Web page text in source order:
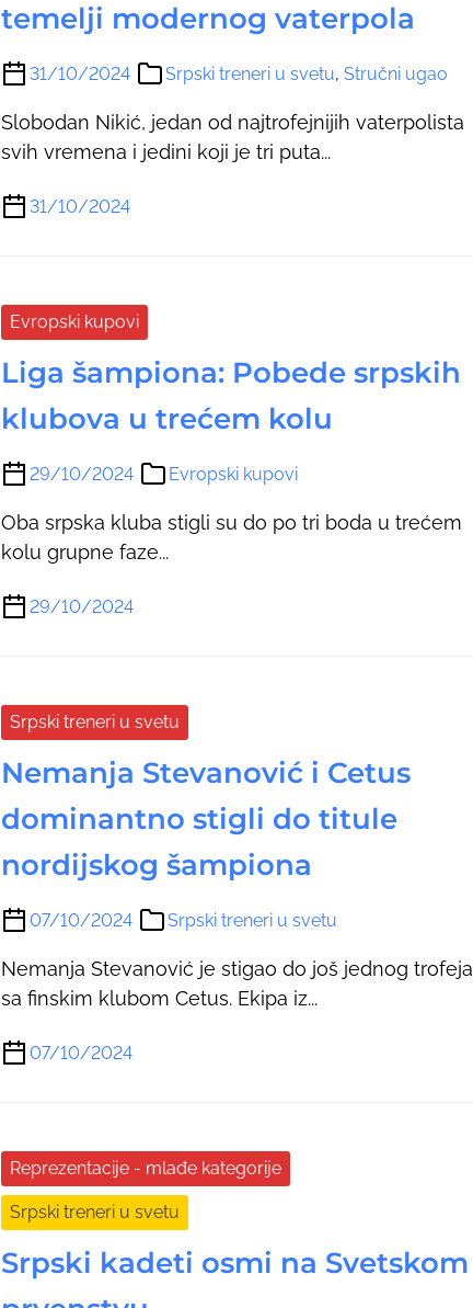
temelji modernog vaterpola
31/10/2024 Srpski treneri u svetu,Stručni ugao
Slobodan Nikić, jedan od najtrofejnijih vaterpolista
svih vremena i jedini koji je tri puta...
31/10/2024
Evropski kupovi
Liga šampiona: Pobede srpskih
klubova u trećem kolu
29/10/2024 Evropski kupovi
Oba srpska kluba stigli su do po tri boda u trećem
kolu grupne faze...
29/10/2024
Srpski treneri u svetu
Nemanja Stevanović i Cetus
dominantno stigli do titule
nordijskog šampiona
07/10/2024 Srpski treneri u svetu
Nemanja Stevanović je stigao do još jednog trofeja
sa finskim klubom Cetus. Ekipa iz...
07/10/2024
Reprezentacije - mlađe kategorije
Srpski treneri u svetu
Srpski kadeti osmi na Svetskom